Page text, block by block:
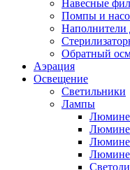
Навесные
Помпы и
Наполнители
Обратный
Аэрация
Освещение
Светильники
Лампы